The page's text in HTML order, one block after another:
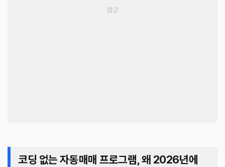
코딩 없는 자동매매 프로그램, 왜 2026년에